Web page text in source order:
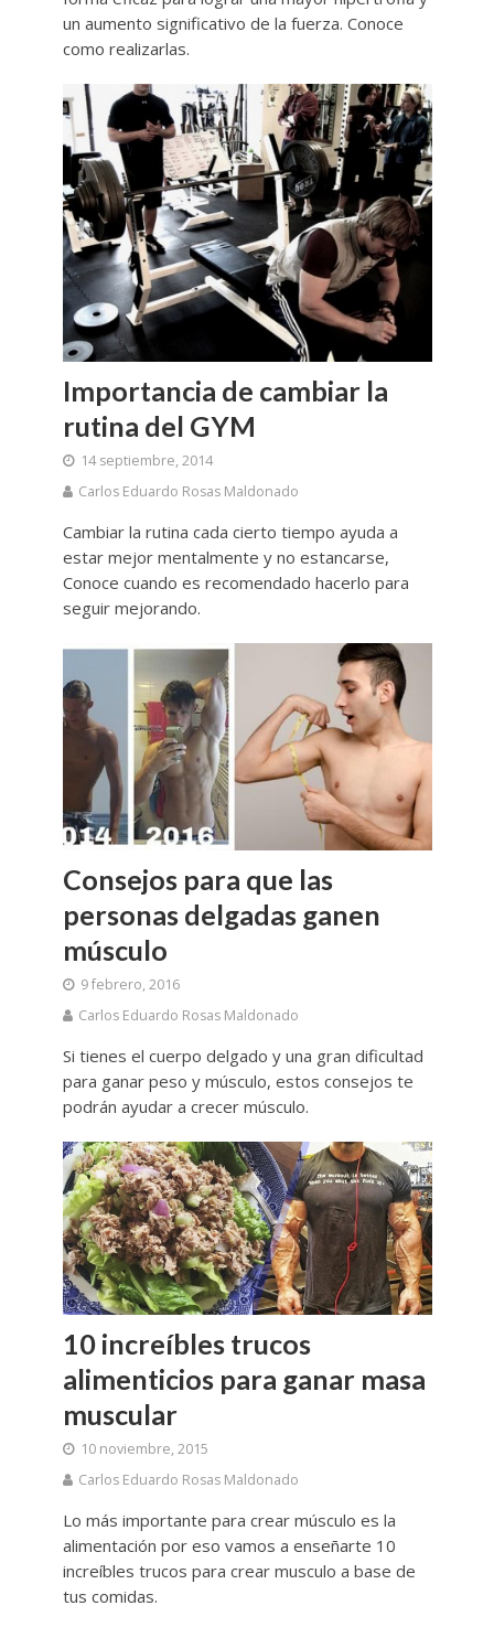
un aumento significativo de la fuerza. Conoce
como realizarlas.
Importancia de cambiar la
rutina del GYM
14 septiembre, 2014
Carlos Eduardo Rosas Maldonado
Cambiar la rutina cada cierto tiempo ayuda a
estar mejor mentalmente y no estancarse,
Conoce cuando es recomendado hacerlo para
seguir mejorando.
Consejos para que las
personas delgadas ganen
músculo
9 febrero, 2016
Carlos Eduardo Rosas Maldonado
Si tienes el cuerpo delgado y una gran dificultad
para ganar peso y músculo, estos consejos te
podrán ayudar a crecer músculo.
10 increíbles trucos
alimenticios para ganar masa
muscular
10 noviembre, 2015
Carlos Eduardo Rosas Maldonado
Lo más importante para crear músculo es la
alimentación por eso vamos a enseñarte 10
increíbles trucos para crear musculo a base de
tus comidas.